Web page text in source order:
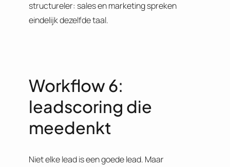
structureler: sales en marketing spreken
eindelijk dezelfde taal.
Workflow 6:
leadscoring die
meedenkt
Niet elke lead is een goede lead. Maar